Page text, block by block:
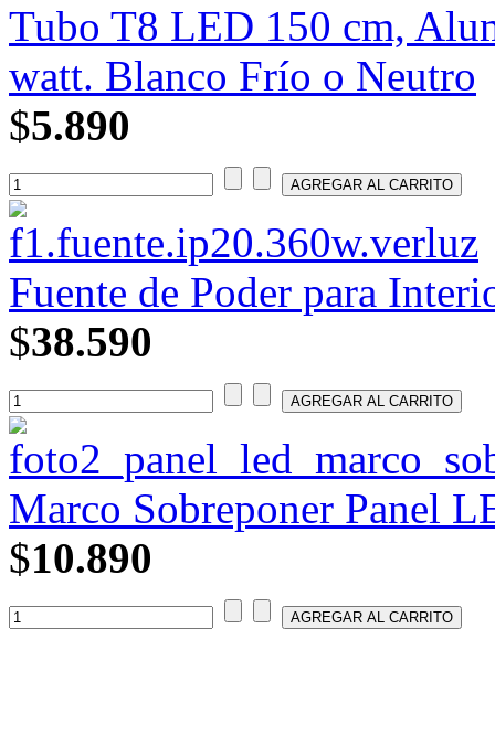
Tubo T8 LED 150 cm,
watt. Blanco Frío o Neutro
$5.890
Fuente de Poder para
$38.590
Marco Sobreponer Panel
$10.890